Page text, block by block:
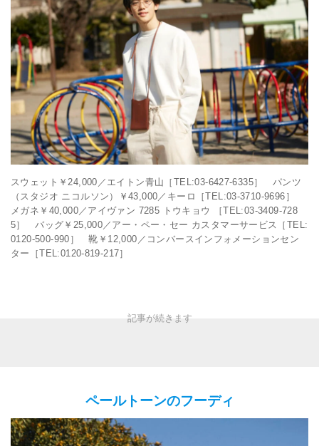
スウェット￥24,000／エイトン青山［TEL:03-6427-6335］ パンツ
（スタジオ ニコルソン）￥43,000／キーロ［TEL:03-3710-9696］
メガネ￥40,000／アイヴァン 7285 トウキョウ ［TEL:03-3409-728
5］ バッグ￥25,000／アー・ペー・セー カスタマーサービス［TEL:
0120-500-990］ 靴￥12,000／コンバースインフォメーションセン
ター［TEL:0120-819-217］
ペールトーンのフーディ